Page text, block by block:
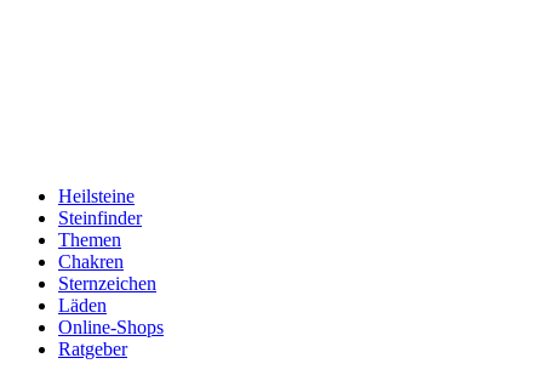
Heilsteine
Steinfinder
Themen
Chakren
Sternzeichen
Läden
Online-Shops
Ratgeber